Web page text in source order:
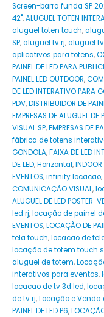
Screen-barra funda SP
42",ALUGUEL TOTEN
aluguel toten touch,
SP,aluguel tv rj,aluguel
aplicativos para totens,
PAINEL DE LED PARA
PAINEL LED OUTDOOR,
DE LED INTERATIVO PARA
PDV,DISTRIBUIDOR DE
EMPRESAS DE ALUGUEL DE
VISUAL SP,EMPRESAS DE
fábrica de totens
GONDOLA,FAIXA DE LED
DE LED,Horizontal,INDOOR
EVENTOS,infinity locacao,
COMUNICAÇÃO VISUAL,
ALUGUEL DE LED POSTER-
led rj,locação de painel
EVENTOS,LOCAÇÃO DE
tela touch,locacao de
locação de totem touch
aluguel de totem,
interativos para eventos,
locacao de tv 3d led,
de tv rj,Locação e Venda
PAINEL DE LED P6,